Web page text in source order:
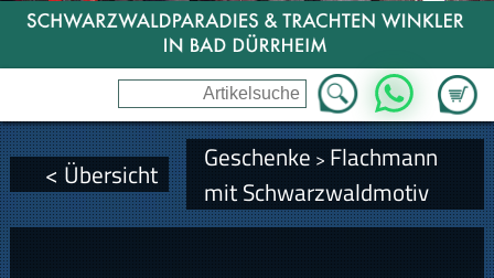
Zum
WhatsApp
< Übersicht Geschenke > Flachmann
mit Schwarzwaldmotiv